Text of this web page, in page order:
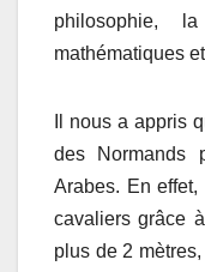
philosophie,
mathématiques
Il nous a appris
des Normands
Arabes. En
cavaliers grâce
plus de 2